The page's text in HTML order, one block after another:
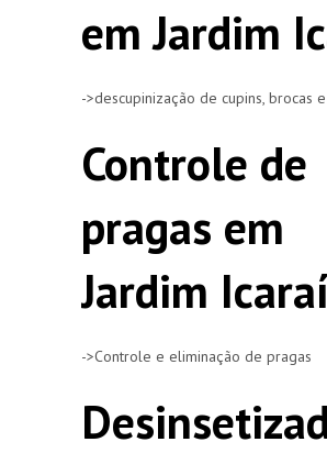
em Jardim
->descupinização de cupins, brocas
Controle de
pragas em
Jardim Icaraí
->Controle e eliminação de pragas